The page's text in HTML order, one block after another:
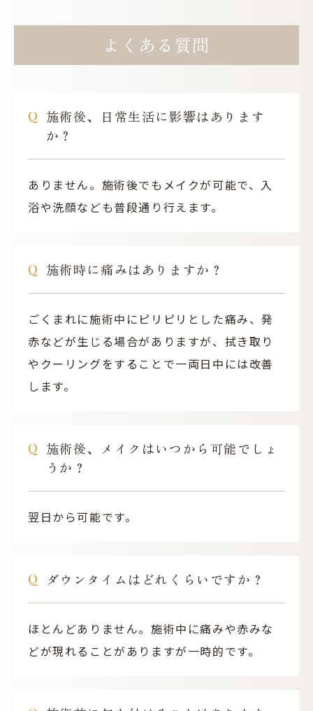
よくある質問
施術後、日常生活に影響はあります
か？
ありません。施術後でもメイクが可能で、入
浴や洗顔なども普段通り行えます。
施術時に痛みはありますか？
ごくまれに施術中にピリピリとした痛み、発
赤などが生じる場合がありますが、拭き取り
やクーリングをすることで一両日中には改善
します。
施術後、メイクはいつから可能でしょ
うか？
翌日から可能です。
ダウンタイムはどれくらいですか？
ほとんどありません。施術中に痛みや赤みな
どが現れることがありますが一時的です。